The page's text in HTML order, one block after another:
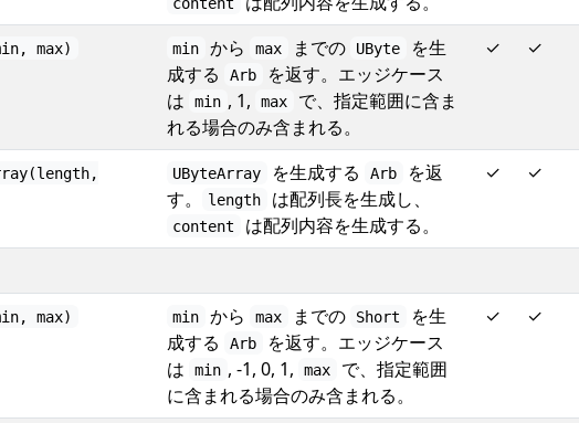
max) min から max までの UByte
を生
成する
Arb
を返す。エッジケース
は
min , 1, max
で、指定範囲に含ま
れる場合のみ含まれる。
✓ ✓
UByteArray を生成する Arb
を返
す。
length は配列長を生成し、
content は配列内容を生成する。
✓ ✓
max) min から max までの Short
を生
成する
Arb
を返す。エッジケース
は
min , -1, 0, 1, max
で、指定範囲
に含まれる場合のみ含まれる。
✓ ✓